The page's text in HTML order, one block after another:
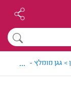
> גגן מומלץ - דניאל
...